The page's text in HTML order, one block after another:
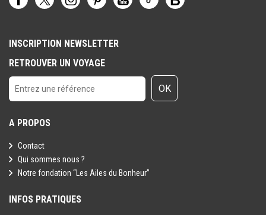
INSCRIPTION NEWSLETTER
RETROUVER UN VOYAGE
OK
A PROPOS
Contact
Qui sommes nous ?
Notre fondation “Les Ailes du Bonheur”
INFOS PRATIQUES